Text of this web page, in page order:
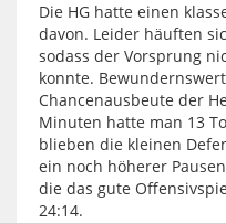
Die HG hatte einen
davon. Leider häuften
sodass der Vorsprung
konnte.
Chancenausbeute der
Minuten hatte man 13
blieben die kleinen
ein noch höherer
die das gute
24:14.